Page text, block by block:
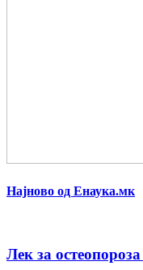
Најново од Енаука.мк
Лек за